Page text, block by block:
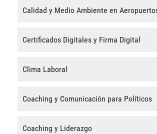
Calidad y Medio Ambiente en
Certificados Digitales y Firma Digital
Clima Laboral
Coaching y Comunicación para Políticos
Coaching y Liderazgo